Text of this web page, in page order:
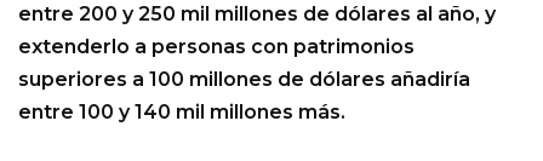
entre 200 y 250 mil millones de dólares al año, y
extenderlo a personas con patrimonios
superiores a 100 millones de dólares añadiría
entre 100 y 140 mil millones más.